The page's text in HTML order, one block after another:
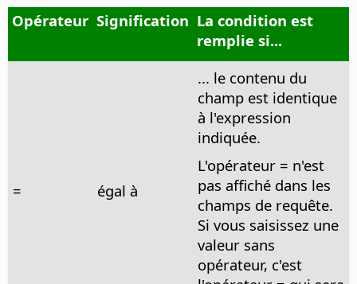
Opérateur Signification La condition est
remplie si...
= égal à
... le contenu du
champ est identique
à l'expression
indiquée.
L'opérateur = n'est
pas affiché dans les
champs de requête.
Si vous saisissez une
valeur sans
opérateur, c'est